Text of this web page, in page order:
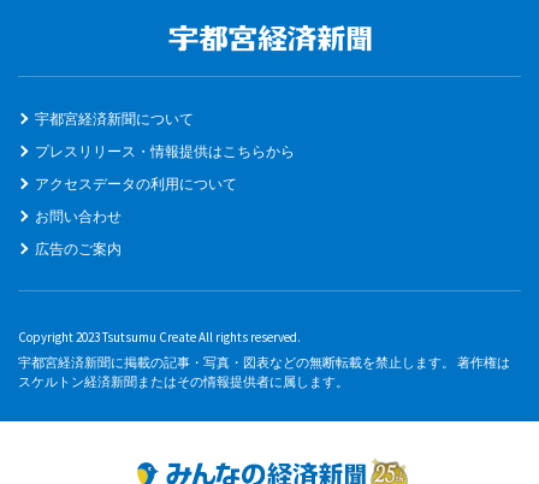
宇都宮経済新聞について
プレスリリース・情報提供はこちらから
アクセスデータの利用について
お問い合わせ
広告のご案内
Copyright 2023 Tsutsumu Create All rights reserved.
宇都宮経済新聞に掲載の記事・写真・図表などの無断転載を禁止します。 著作権は
スケルトン経済新聞またはその情報提供者に属します。